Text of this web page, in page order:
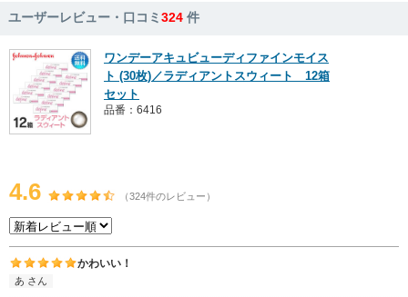
ユーザーレビュー・口コミ324 件
ワンデーアキュビューディファインモイス
ト (30枚)／ラディアントスウィート 12箱
セット
品番：6416
4.6 （324件のレビュー）
かわいい！
あ さん